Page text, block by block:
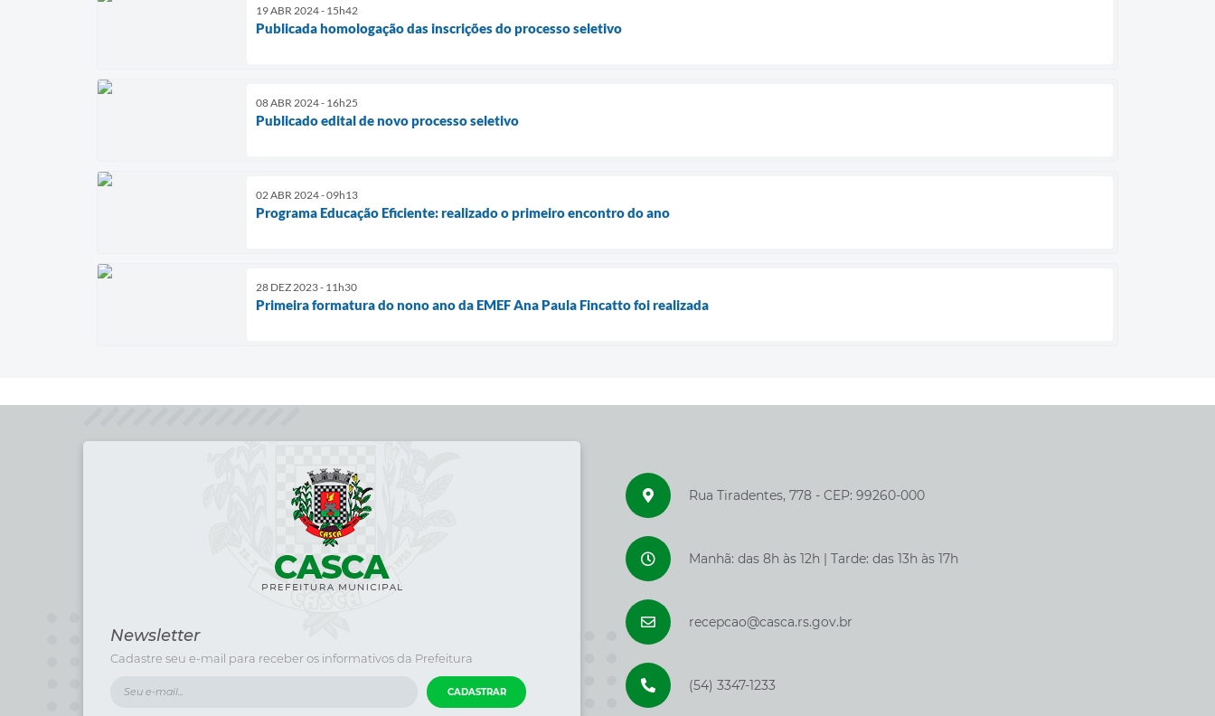
19 ABR 2024 - 15h42
Publicada homologação das inscrições do processo seletivo
08 ABR 2024 - 16h25
Publicado edital de novo processo seletivo
02 ABR 2024 - 09h13
Programa Educação Eficiente: realizado o primeiro encontro do ano
28 DEZ 2023 - 11h30
Primeira formatura do nono ano da EMEF Ana Paula Fincatto foi realizada
Newsletter
Cadastre seu e-mail para receber os informativos da Prefeitura
CADASTRAR
Rua Tiradentes, 778 - CEP: 99260-000
Manhã: das 8h às 12h | Tarde: das 13h às 17h
recepcao@casca.rs.gov.br
(54) 3347-1233